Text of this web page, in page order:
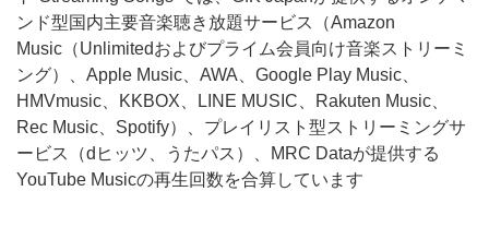
ンド型国内主要音楽聴き放題サービス（Amazon
Music（Unlimitedおよびプライム会員向け音楽ストリーミ
ング）、Apple Music、AWA、Google Play Music、
HMVmusic、KKBOX、LINE MUSIC、Rakuten Music、
Rec Music、Spotify）、プレイリスト型ストリーミングサ
ービス（dヒッツ、うたパス）、MRC Dataが提供する
YouTube Musicの再生回数を合算しています